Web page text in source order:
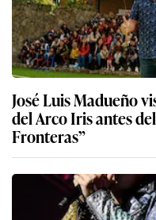
José Luis Madueño
del Arco Iris antes
Fronteras”